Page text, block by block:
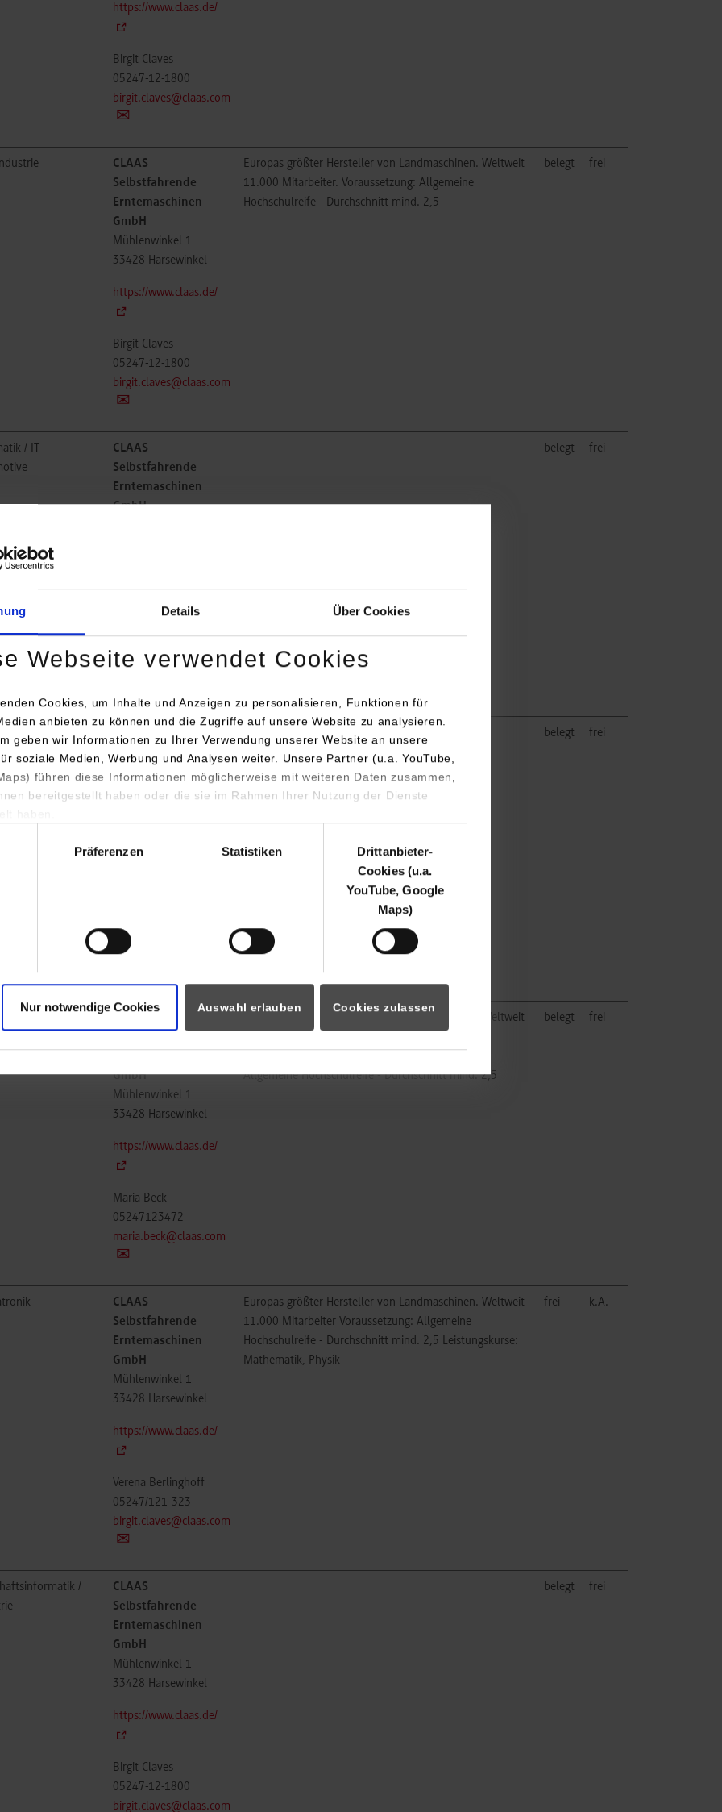
Details Über Cookies
Webseite verwendet Cookies
Cookies, um Inhalte und Anzeigen zu personalisieren, Funktionen für
anbieten zu können und die Zugriffe auf unsere Website zu analysieren.
geben wir Informationen zu Ihrer Verwendung unserer Website an unsere
soziale Medien, Werbung und Analysen weiter. Unsere Partner (u.a. YouTube,
führen diese Informationen möglicherweise mit weiteren Daten zusammen,
bereitgestellt haben oder die sie im Rahmen Ihrer Nutzung der Dienste
Präferenzen Statistiken
Drittanbieter-
Cookies (u.a.
YouTube, Google
Maps)
Nur notwendige Cookies Auswahl erlauben Cookies zulassen
https://www.claas.de/
Birgit Claves
05247-12-1800
birgit.claves@claas.com
CLAAS
Selbstfahrende
Erntemaschinen
GmbH
Mühlenwinkel 1
33428 Harsewinkel
https://www.claas.de/
Birgit Claves
05247-12-1800
birgit.claves@claas.com
Europas größter Hersteller von Landmaschinen. Weltweit
11.000 Mitarbeiter. Voraussetzung: Allgemeine
Hochschulreife - Durchschnitt mind. 2,5
belegt frei
/ IT-
CLAAS
Selbstfahrende
Erntemaschinen
GmbH
birgit.claves@claas.com
belegt frei
/ Künstliche
CLAAS
Selbstfahrende
Erntemaschinen
GmbH
05247-12-1800
birgit.claves@claas.com
belegt frei
GmbH
Mühlenwinkel 1
33428 Harsewinkel
https://www.claas.de/
Maria Beck
05247123472
maria.beck@claas.com
Europas größter Hersteller von Landmaschinen. Weltweit
Allgemeine Hochschulreife - Durchschnitt mind. 2,5
belegt frei
CLAAS
Selbstfahrende
Erntemaschinen
GmbH
Mühlenwinkel 1
33428 Harsewinkel
https://www.claas.de/
Verena Berlinghoff
05247/121-323
birgit.claves@claas.com
Europas größter Hersteller von Landmaschinen. Weltweit
11.000 Mitarbeiter Voraussetzung: Allgemeine
Hochschulreife - Durchschnitt mind. 2,5 Leistungskurse:
Mathematik, Physik
frei k.A.
/
CLAAS
Selbstfahrende
Erntemaschinen
GmbH
Mühlenwinkel 1
33428 Harsewinkel
https://www.claas.de/
Birgit Claves
05247-12-1800
birgit.claves@claas.com
belegt frei